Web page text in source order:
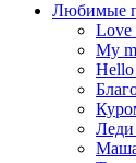
Любимые
Love
My
Леди